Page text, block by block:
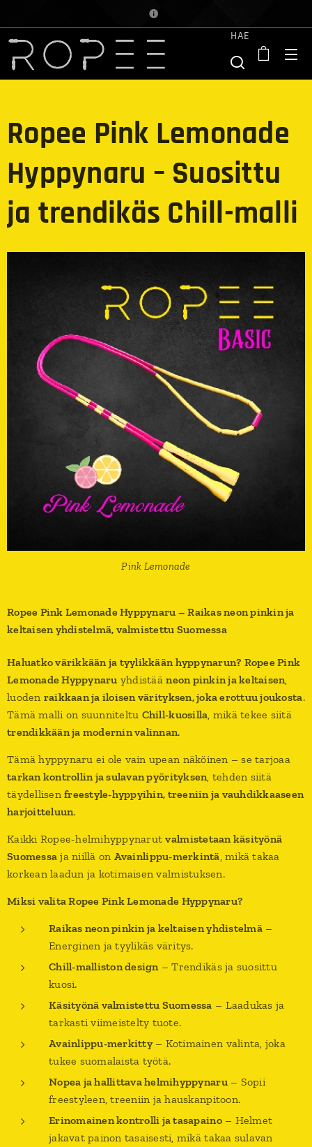
HAE
Ropee Pink Lemonade
Hyppynaru – Suosittu
ja trendikäs Chill-malli
Pink Lemonade
Ropee Pink Lemonade Hyppynaru – Raikas neon pinkin ja
keltaisen yhdistelmä, valmistettu Suomessa
Haluatko värikkään ja tyylikkään hyppynarun? Ropee Pink
Lemonade Hyppynaru yhdistääneon pinkin ja keltaisen
luoden raikkaan ja iloisen värityksen, joka erottuu joukosta.
Tämä malli on suunniteltu Chill-kuosilla , mikä tekee siitä
trendikkään ja modernin valinnan.
Tämä hyppynaru ei ole vain upean näköinen – se tarjoaa
tarkan kontrollin ja sulavan pyörityksen , tehden siitä
täydellisenfreestyle-hyppyihin, treeniin ja vauhdikkaaseen
harjoitteluun.
Kaikki Ropee-helmihyppynarutvalmistetaan käsityönä
Suomessa ja niillä on Avainlippu-merkintä , mikä takaa
korkean laadun ja kotimaisen valmistuksen.
Miksi valita Ropee Pink Lemonade Hyppynaru?
Raikas neon pinkin ja keltaisen yhdistelmä–
Energinen ja tyylikäs väritys.
Chill-malliston design – Trendikäs ja suosittu
kuosi.
Käsityönä valmistettu Suomessa – Laadukas ja
tarkasti viimeistelty tuote.
Avainlippu-merkitty– Kotimainen valinta, joka
tukee suomalaista työtä.
Nopea ja hallittava helmihyppynaru– Sopii
freestyleen, treeniin ja hauskanpitoon.
Erinomainen kontrolli ja tasapaino– Helmet
jakavat painon tasaisesti, mikä takaa sulavan